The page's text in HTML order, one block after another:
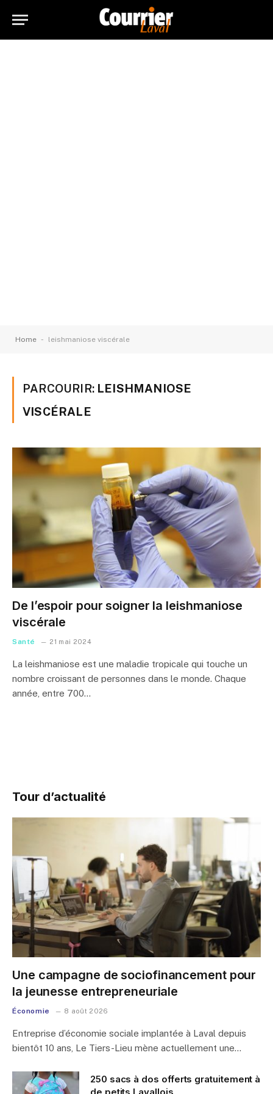
Home - leishmaniose viscérale
PARCOURIR: LEISHMANIOSE
VISCÉRALE
De l’espoir pour soigner la leishmaniose
viscérale
Santé 21 mai 2024
La leishmaniose est une maladie tropicale qui touche un
nombre croissant de personnes dans le monde. Chaque
année, entre 700…
Tour d’actualité
Une campagne de sociofinancement pour
la jeunesse entrepreneuriale
Économie 8 août 2026
Entreprise d’économie sociale implantée à Laval depuis
bientôt 10 ans, Le Tiers-Lieu mène actuellement une…
250 sacs à dos offerts gratuitement à